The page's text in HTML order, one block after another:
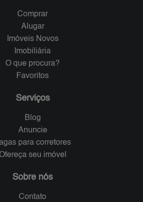
Comprar
Alugar
Imóveis Novos
Imobiliária
O que procura?
Favoritos
Serviços
Blog
Anuncie
para corretores
seu imóvel
Sobre nós
Contato